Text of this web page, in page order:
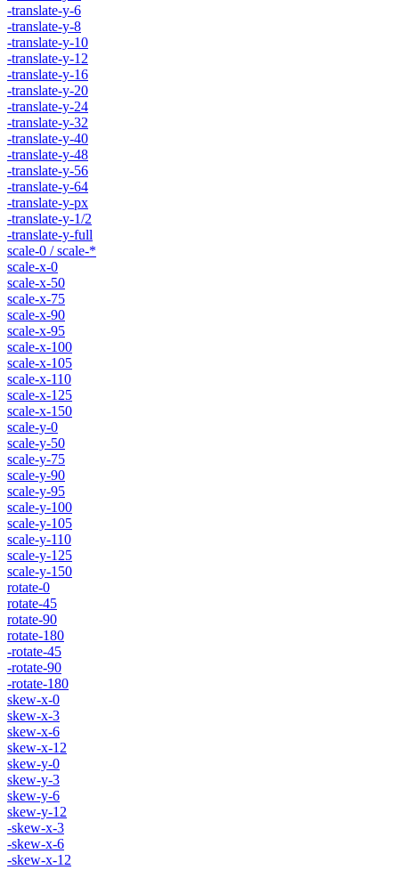
-translate-y-6
-translate-y-8
-translate-y-10
-translate-y-12
-translate-y-16
-translate-y-20
-translate-y-24
-translate-y-32
-translate-y-40
-translate-y-48
-translate-y-56
-translate-y-64
-translate-y-px
-translate-y-1/2
-translate-y-full
scale-0 / scale-*
scale-x-0
scale-x-50
scale-x-75
scale-x-90
scale-x-95
scale-x-100
scale-x-105
scale-x-110
scale-x-125
scale-x-150
scale-y-0
scale-y-50
scale-y-75
scale-y-90
scale-y-95
scale-y-100
scale-y-105
scale-y-110
scale-y-125
scale-y-150
rotate-0
rotate-45
rotate-90
rotate-180
-rotate-45
-rotate-90
-rotate-180
skew-x-0
skew-x-3
skew-x-6
skew-x-12
skew-y-0
skew-y-3
skew-y-6
skew-y-12
-skew-x-3
-skew-x-6
-skew-x-12